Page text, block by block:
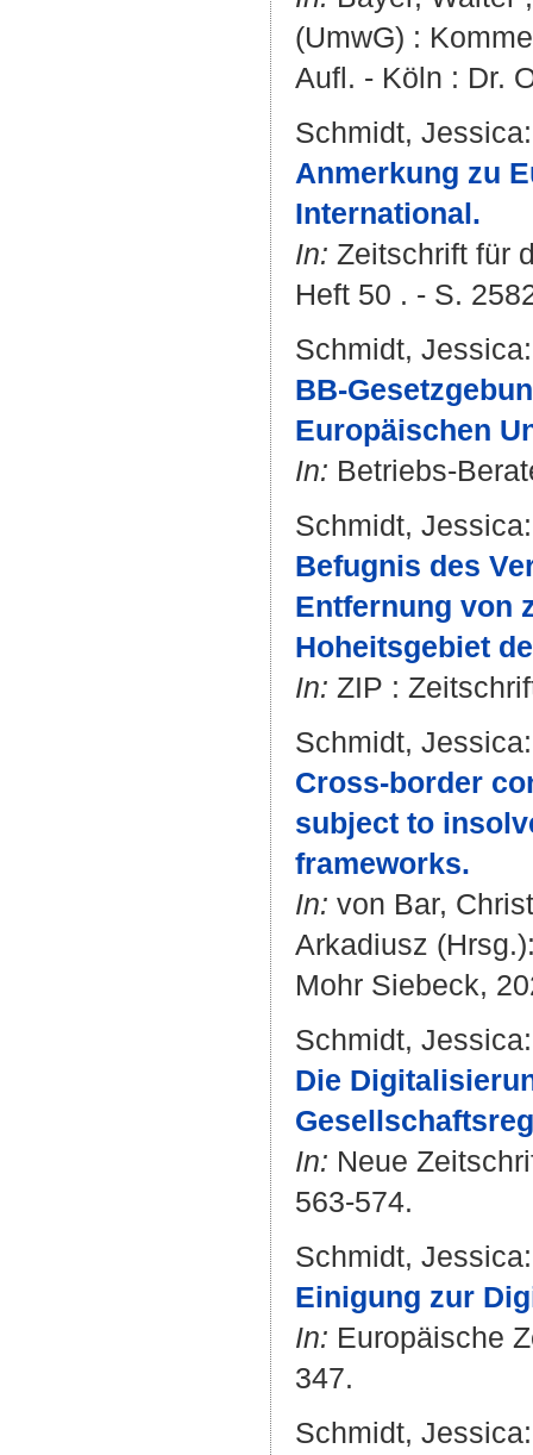
(UmwG) :
Aufl. - Köln : Dr.
Schmidt, Jessica:
Anmerkung zu
International.
In: Zeitschrift für
Heft 50 . - S.
Schmidt, Jessica:
BB-
Europäischen
In: Betriebs-
Schmidt, Jessica:
Befugnis des
Entfernung von
Hoheitsgebiet
In: ZIP :
Schmidt, Jessica:
Cross-border
subject to
frameworks.
In: von Bar,
Arkadiusz
Mohr Siebeck,
Schmidt, Jessica:
Die
In: Neue
563-574.
Schmidt, Jessica:
Einigung zur
In: Europäische
347.
Schmidt, Jessica: